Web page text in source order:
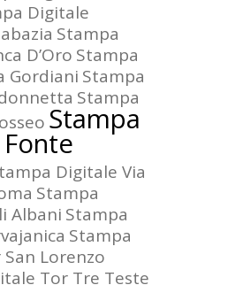
Digitale
Stampa
D’Oro Stampa
Gordiani Stampa
Stampa
Stampa
Digitale Via
Stampa
Albani Stampa
Stampa
Lorenzo
Tor Tre Teste